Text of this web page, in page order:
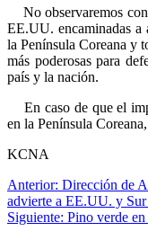
No observaremos con
EE.UU. encaminadas a
la Península Coreana y
más poderosas para
país y la nación.
En caso de que el
en la Península
KCNA
Navegación
de
Anterior: Dirección de
advierte a EE.UU. y Sur
Siguiente: Pino verde